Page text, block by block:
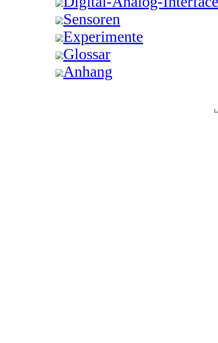
Sensoren
Experimente
Glossar
Anhang